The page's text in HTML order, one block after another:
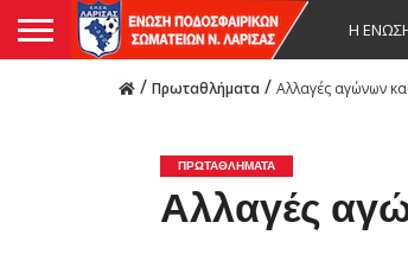
Η
/ Πρωταθλήματα / Αλλαγές αγώνων
ΠΡΩΤΑΘΛΉΜΑΤΑ
Αλλαγές